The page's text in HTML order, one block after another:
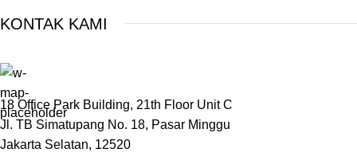
KONTAK KAMI
18 Office Park Building, 21th Floor Unit C
Jl. TB Simatupang No. 18, Pasar Minggu
Jakarta Selatan, 12520